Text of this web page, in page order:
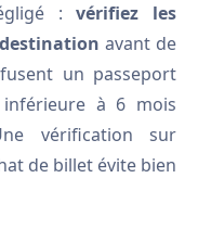
:vérifiez les
avant de
un passeport
à 6 mois
vérification sur
de billet évite bien